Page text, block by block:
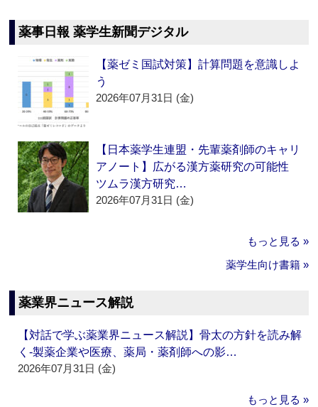
薬事日報 薬学生新聞デジタル
【薬ゼミ国試対策】計算問題を意識しよ
う
2026年07月31日 (金)
【日本薬学生連盟・先輩薬剤師のキャリ
アノート】広がる漢方薬研究の可能性
ツムラ漢方研究…
2026年07月31日 (金)
もっと見る »
薬学生向け書籍 »
薬業界ニュース解説
【対話で学ぶ薬業界ニュース解説】骨太の方針を読み解
く‐製薬企業や医療、薬局・薬剤師への影…
2026年07月31日 (金)
もっと見る »